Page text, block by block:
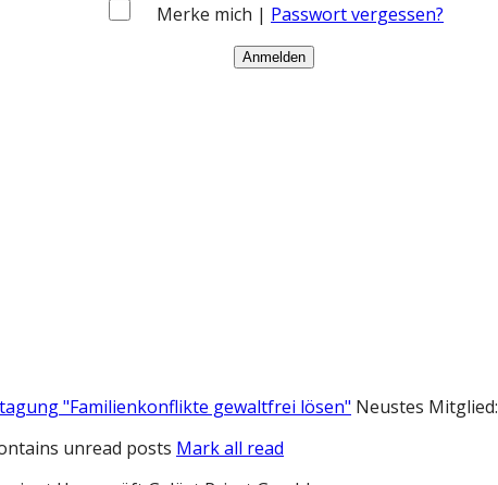
Merke mich | Passwort vergessen?
"Familienkonflikte gewaltfrei lösen" Neustes Mitglied:
unread posts Mark all read